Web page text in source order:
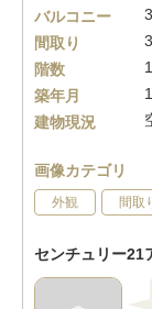
バルコニー
間取り
階数
築年月
建物現況
画像カテゴリ
外観 間取
センチュリー21